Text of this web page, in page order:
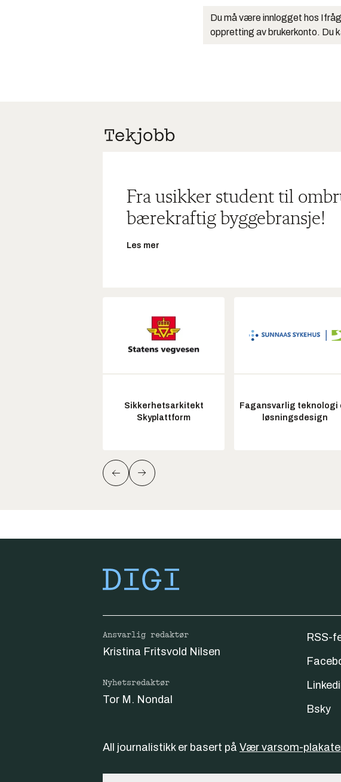
Du må være innlogget hos
oppretting av brukerkonto. Du
Fra usikker student til
bærekraftig byggebransje!
Les mer
Sikkerhetsarkitekt
Skyplattform
Fagansvarlig teknologi
løsningsdesign
Ansvarlig redaktør
Kristina Fritsvold Nilsen
Nyhetsredaktør
Tor M. Nondal
RSS-
Bsky
All journalistikk er basert på Vær varsom-